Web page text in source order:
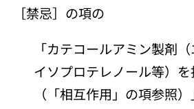
［禁忌］の項の
「カテコールアミン製剤（
イソプロテレノール等）
（「相互作用」の項参照）